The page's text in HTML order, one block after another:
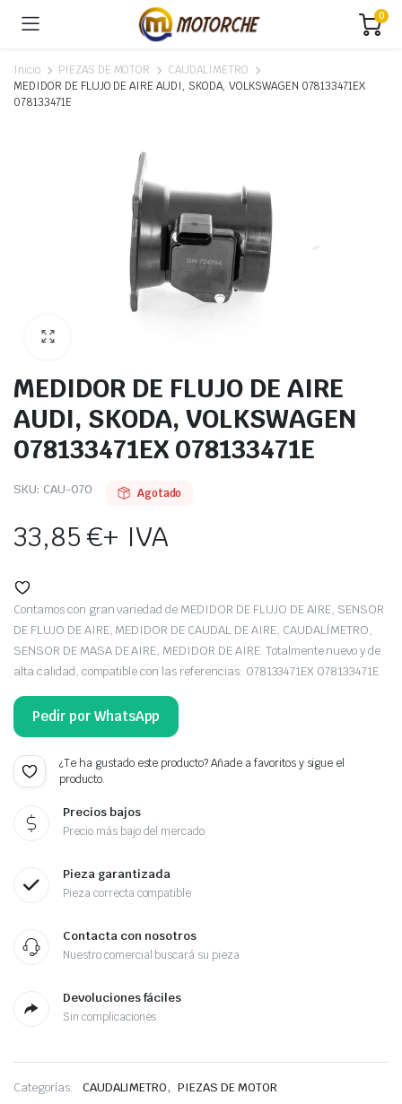
0
Inicio PIEZAS DE MOTOR
CAUDALIMETRO
MEDIDOR DE FLUJO DE AIRE AUDI, SKODA, VOLKSWAGEN 078133471EX
078133471E
MEDIDOR DE FLUJO DE AIRE
AUDI, SKODA, VOLKSWAGEN
078133471EX 078133471E
SKU: CAU-070 Agotado
33,85€+ IVA
Contamos con gran variedad de MEDIDOR DE FLUJO DE AIRE, SENSOR
DE FLUJO DE AIRE, MEDIDOR DE CAUDAL DE AIRE, CAUDALÍMETRO,
SENSOR DE MASA DE AIRE, MEDIDOR DE AIRE. Totalmente nuevo y de
alta calidad, compatible con las referencias: 078133471EX 078133471E.
Pedir por WhatsApp
¿Te ha gustado este producto? Añade a favoritos y sigue el
producto.
Precios bajos
Precio más bajo del mercado
Pieza garantizada
Pieza correcta compatible
Contacta con nosotros
Nuestro comercial buscará su pieza
Devoluciones fáciles
Sin complicaciones
Categorías: CAUDALIMETRO, PIEZAS DE MOTOR